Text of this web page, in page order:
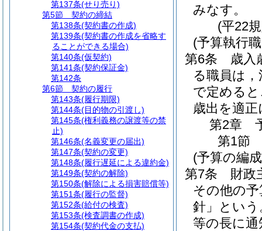
みなす。
(平22
(予算執行
第6条
歳入
る職員は
で定める
歳出を適
第2章
第1節
(予算の編
第7条
財政
その他の
針」という
等の長に
第137条(せり売り)
第5節
契約の締結
第138条(契約書の作成)
第139条(契約書の作成を省略す
ることができる場合)
第140条(仮契約)
第141条(契約保証金)
第142条
第6節
契約の履行
第143条(履行期限)
第144条(目的物の引渡し)
第145条(権利義務の譲渡等の禁
止)
第146条(名義変更の届出)
第147条(契約の変更)
第148条(履行遅延による違約金)
第149条(契約の解除)
第150条(解除による損害賠償等)
第151条(履行の監督)
第152条(給付の検査)
第153条(検査調書の作成)
第154条(契約代金の支払)